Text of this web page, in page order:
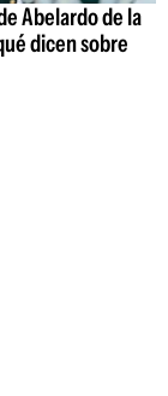
Abelardo de la
dicen sobre